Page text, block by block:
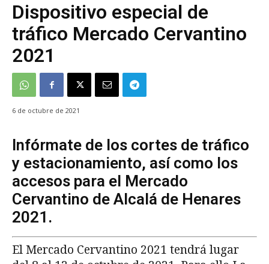
Dispositivo especial de
tráfico Mercado Cervantino
2021
6 de octubre de 2021
Infórmate de los cortes de tráfico
y estacionamiento, así como los
accesos para el Mercado
Cervantino de Alcalá de Henares
2021.
El Mercado Cervantino 2021 tendrá lugar